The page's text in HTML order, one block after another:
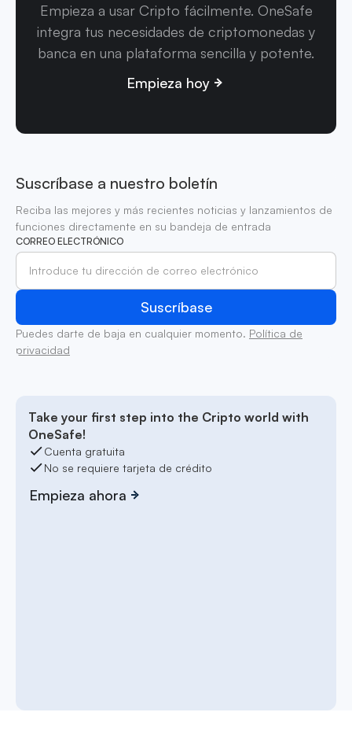
Empieza a usar Cripto fácilmente. OneSafe
integra tus necesidades de criptomonedas y
banca en una plataforma sencilla y potente.
Empieza hoy
Suscríbase a nuestro boletín
Reciba las mejores y más recientes noticias y lanzamientos de
funciones directamente en su bandeja de entrada
CORREO ELECTRÓNICO
Puedes darte de baja en cualquier momento. Política de
privacidad
Take your first step into the Cripto world with
OneSafe!
Cuenta gratuita
No se requiere tarjeta de crédito
Empieza ahora